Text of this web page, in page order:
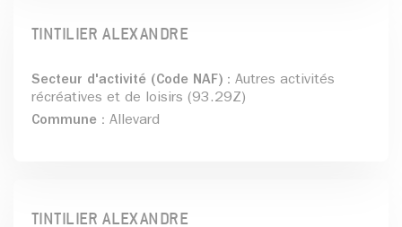
TINTILIER ALEXANDRE
Secteur d'activité (Code NAF) : Autres activités
récréatives et de loisirs (93.29Z)
Commune : Allevard
TINTILIER ALEXANDRE